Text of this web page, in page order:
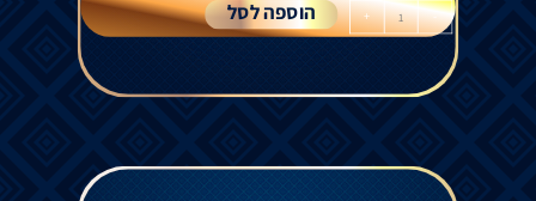
-
+ הוספה לסל